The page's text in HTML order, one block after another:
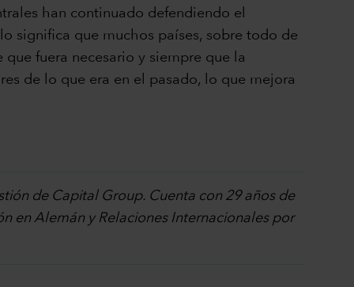
han continuado defendiendo el
significa que muchos países, sobre todo de
fuera necesario y siempre que la
de lo que era en el pasado, lo que mejora
de Capital Group. Cuenta con 29 años de
en Alemán y Relaciones Internacionales por